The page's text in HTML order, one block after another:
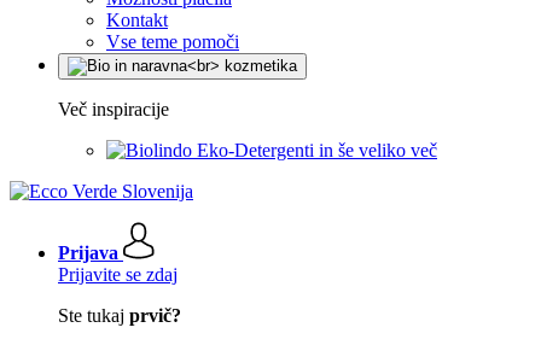
Kontakt
Vse teme pomoči
Več inspiracije
Eko-Detergenti in še veliko več
Prijava
Prijavite se zdaj
Ste tukaj prvič?